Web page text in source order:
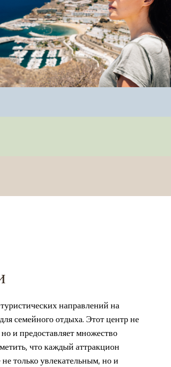
направлений на
семейного отдыха. Этот центр не
и предоставляет множество
что каждый аттракцион
не только увлекательным, но и